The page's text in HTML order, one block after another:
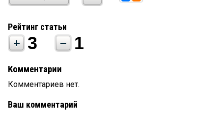
Рейтинг статьи
3 1
Комментарии
Комментариев нет.
Ваш комментарий